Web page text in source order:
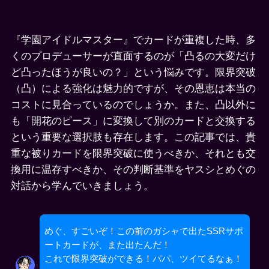
『学園アイドルマスター』でカードが重複した時、多
くのプロデューサーが直面するのが「凸るの大変だけ
ど凸ったほうが良いの？」という悩みです。限界突破
（凸）による強化は魅力的ですが、その恩恵は本当の
コストに見合っているのでしょうか。また、凸以外に
も「開花のピース」に変換して別のカードと交換する
という重要な選択肢も存在します。この記事では、貴
重な被りカードを限界突破に使うべきか、それとも交
換用に温存すべきか、その判断基準をヤスシとめぐの
対話から学んでいきましょう。
めぐ、すごいぞ！この前のガシャで出たSSRサポ
ートカードが、また出たんだ！
これで限界突破ができる！パパ、ツイてるなぁ！